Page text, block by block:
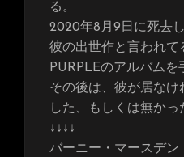
る。
2020年8月9日に死去
彼の出世作と言われて
PURPLEのアルバムを
その後は、彼が居な
した、もしくは無かっ
↓↓↓↓
バーニー・マースデン